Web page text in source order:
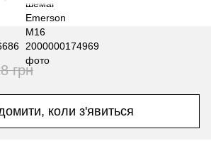
грн
коли з'явиться